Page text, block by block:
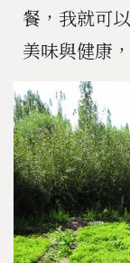
餐，我就可
美味與健康